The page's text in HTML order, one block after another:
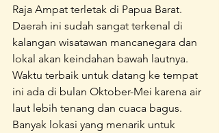
Raja Ampat terletak di Papua Barat.
Daerah ini sudah sangat terkenal di
kalangan wisatawan mancanegara dan
lokal akan keindahan bawah lautnya.
Waktu terbaik untuk datang ke tempat
ini ada di bulan Oktober-Mei karena air
laut lebih tenang dan cuaca bagus.
Banyak lokasi yang menarik untuk